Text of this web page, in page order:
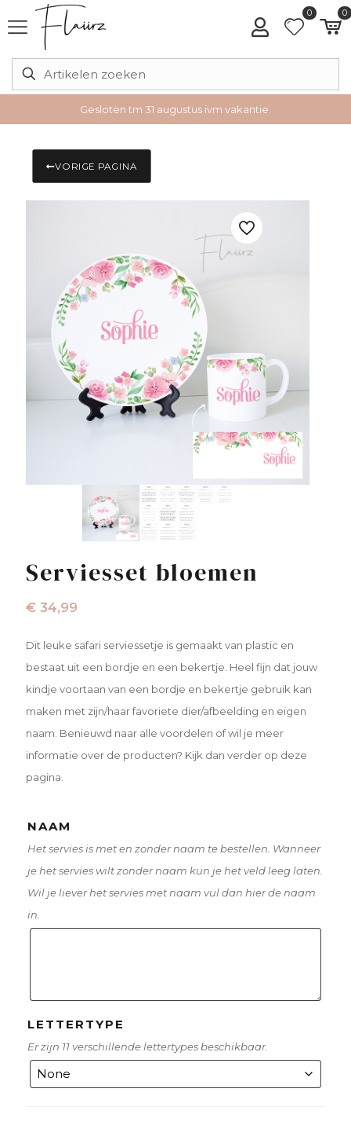
0 0
Gesloten tm 31 augustus ivm vakantie.
VORIGE PAGINA
Serviesset bloemen
€ 34,99
Dit leuke safari serviessetje is gemaakt van plastic en
bestaat uit een bordje en een bekertje. Heel fijn dat jouw
kindje voortaan van een bordje en bekertje gebruik kan
maken met zijn/haar favoriete dier/afbeelding en eigen
naam. Benieuwd naar alle voordelen of wil je meer
informatie over de producten? Kijk dan verder op deze
pagina.
NAAM
Het servies is met en zonder naam te bestellen. Wanneer
je het servies wilt zonder naam kun je het veld leeg laten.
Wil je liever het servies met naam vul dan hier de naam
in.
LETTERTYPE
Er zijn 11 verschillende lettertypes beschikbaar.